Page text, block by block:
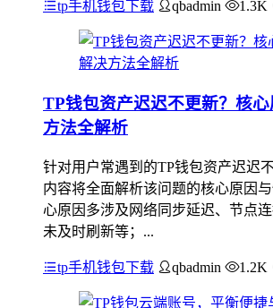
tp手机钱包下载 qbadmin 1.3K
TP钱包资产迟迟不更新？核
方法全解析
针对用户常遇到的TP钱包资产迟迟
内容将全面解析该问题的核心原因
心原因多涉及网络同步延迟、节点
未及时刷新等；...
tp手机钱包下载 qbadmin 1.2K